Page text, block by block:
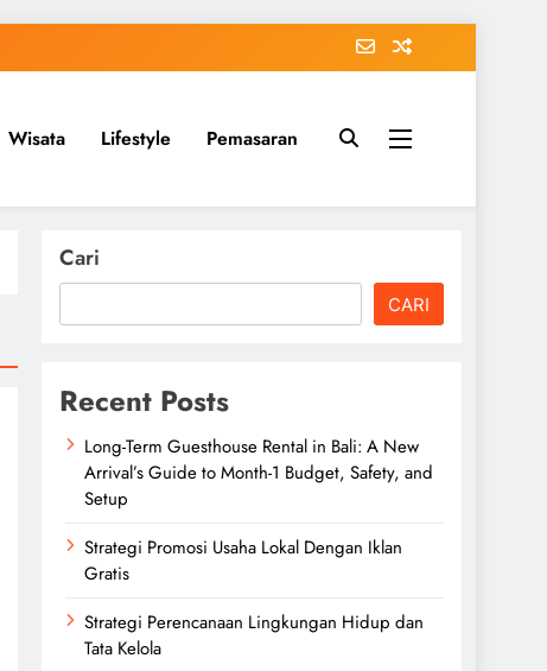
Wisata Lifestyle Pemasaran
Cari
CARI
Recent Posts
Long-Term Guesthouse Rental in Bali: A New
Arrival’s Guide to Month-1 Budget, Safety, and
Setup
Strategi Promosi Usaha Lokal Dengan Iklan
Gratis
Strategi Perencanaan Lingkungan Hidup dan
Tata Kelola